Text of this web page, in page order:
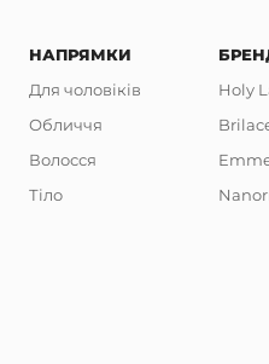
НАПРЯМКИ
Для чоловіків
Обличчя
Волосся
Тіло
Holy